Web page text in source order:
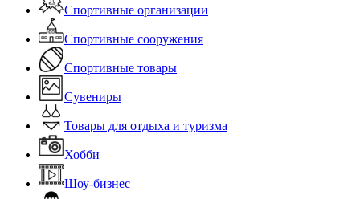
Спортивные организации
Спортивные сооружения
Спортивные товары
Сувениры
Товары для отдыха и туризма
Хобби
Шоу-бизнес